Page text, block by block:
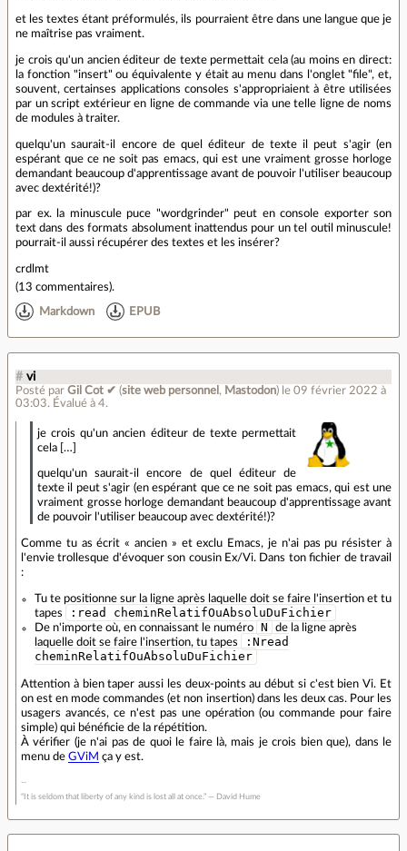
et les textes étant préformulés, ils pourraient être dans une langue que je
ne maîtrise pas vraiment.
je crois qu'un ancien éditeur de texte permettait cela (au moins en direct:
la fonction "insert" ou équivalente y était au menu dans l'onglet "file", et,
souvent, certainses applications consoles s'appropriaient à être utilisées
par un script extérieur en ligne de commande via une telle ligne de noms
de modules à traiter.
quelqu'un saurait-il encore de quel éditeur de texte il peut s'agir (en
espérant que ce ne soit pas emacs, qui est une vraiment grosse horloge
demandant beaucoup d'apprentissage avant de pouvoir l'utiliser beaucoup
avec dextérité!)?
par ex. la minuscule puce "wordgrinder" peut en console exporter son
text dans des formats absolument inattendus pour un tel outil minuscule!
pourrait-il aussi récupérer des textes et les insérer?
crdlmt
(13 commentaires).
Markdown EPUB
# vi
Posté par Gil Cot ✔ (site web personnel , Mastodon) le 09 février 2022 à
03:03. Évalué à 4.
je crois qu'un ancien éditeur de texte permettait
cela […]
quelqu'un saurait-il encore de quel éditeur de
texte il peut s'agir (en espérant que ce ne soit pas emacs, qui est une
vraiment grosse horloge demandant beaucoup d'apprentissage avant
de pouvoir l'utiliser beaucoup avec dextérité!)?
Comme tu as écrit « ancien » et exclu Emacs, je n'ai pas pu résister à
l'envie trollesque d'évoquer son cousin Ex/Vi. Dans ton fichier de travail
:
Tu te positionne sur la ligne après laquelle doit se faire l'insertion et tu
tapes
:read cheminRelatifOuAbsoluDuFichier
De n'importe où, en connaissant le numéro N
de la ligne après
laquelle doit se faire l'insertion, tu tapes
:Nread
cheminRelatifOuAbsoluDuFichier
Attention à bien taper aussi les deux-points au début si c'est bien Vi. Et
on est en mode commandes (et non insertion) dans les deux cas. Pour les
usagers avancés, ce n'est pas une opération (ou commande pour faire
simple) qui bénéficie de la répétition.
À vérifier (je n'ai pas de quoi le faire là, mais je crois bien que), dans le
menu de GViM ça y est.
“It is seldom that liberty of any kind is lost all at once.” ― David Hume